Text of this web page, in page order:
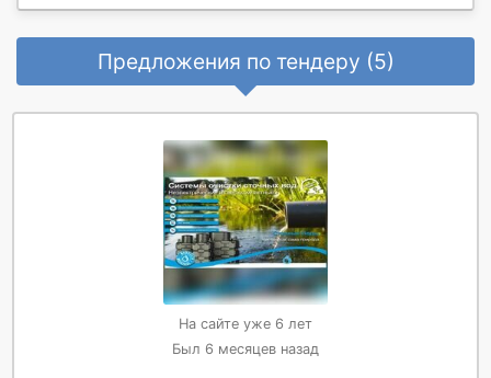
Предложения по тендеру (5)
На сайте уже 6 лет
Был 6 месяцев назад